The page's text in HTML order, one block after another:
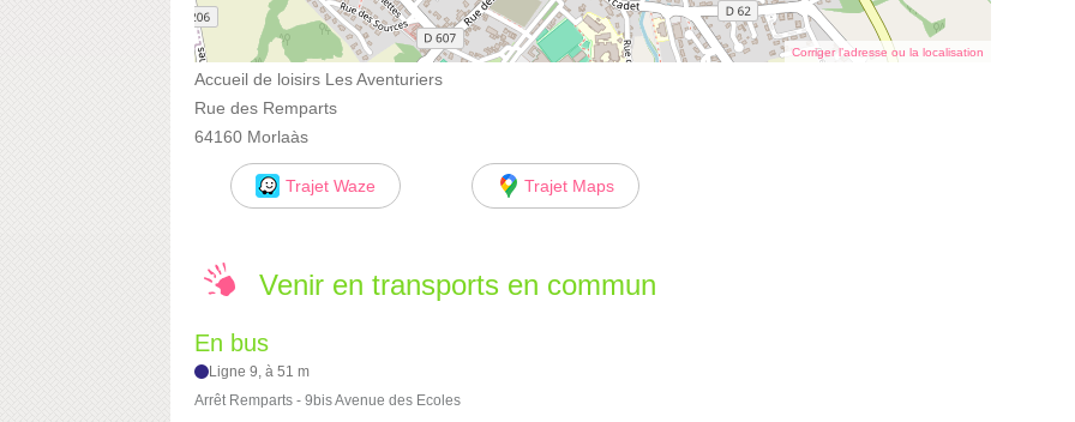
Corriger l’adresse ou la localisation
Accueil de loisirs Les Aventuriers
Rue des Remparts
64160 Morlaàs
Trajet Waze Trajet Maps
Venir en transports en commun
En bus
Ligne 9, à 51 m
Arrêt Remparts - 9bis Avenue des Ecoles